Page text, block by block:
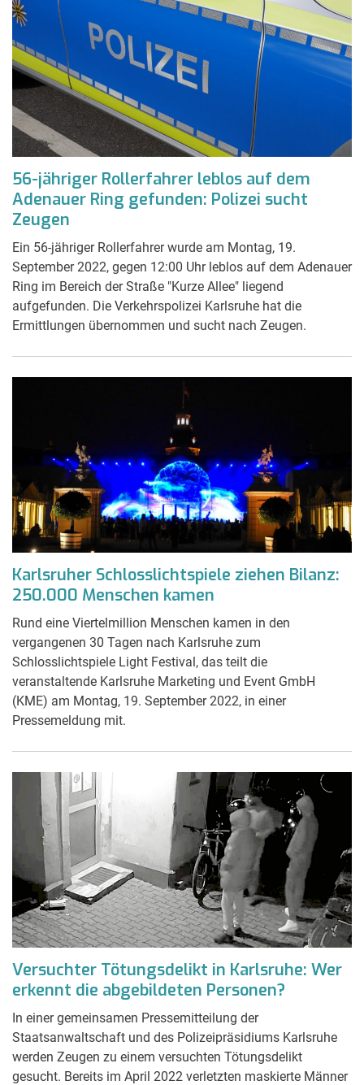
56-jähriger Rollerfahrer leblos auf dem
Adenauer Ring gefunden: Polizei sucht
Zeugen
Ein 56-jähriger Rollerfahrer wurde am Montag, 19.
September 2022, gegen 12:00 Uhr leblos auf dem Adenauer
Ring im Bereich der Straße "Kurze Allee" liegend
aufgefunden. Die Verkehrspolizei Karlsruhe hat die
Ermittlungen übernommen und sucht nach Zeugen.
Karlsruher Schlosslichtspiele ziehen Bilanz:
250.000 Menschen kamen
Rund eine Viertelmillion Menschen kamen in den
vergangenen 30 Tagen nach Karlsruhe zum
Schlosslichtspiele Light Festival, das teilt die
veranstaltende Karlsruhe Marketing und Event GmbH
(KME) am Montag, 19. September 2022, in einer
Pressemeldung mit.
Versuchter Tötungsdelikt in Karlsruhe: Wer
erkennt die abgebildeten Personen?
In einer gemeinsamen Pressemitteilung der
Staatsanwaltschaft und des Polizeipräsidiums Karlsruhe
werden Zeugen zu einem versuchten Tötungsdelikt
gesucht. Bereits im April 2022 verletzten maskierte Männer